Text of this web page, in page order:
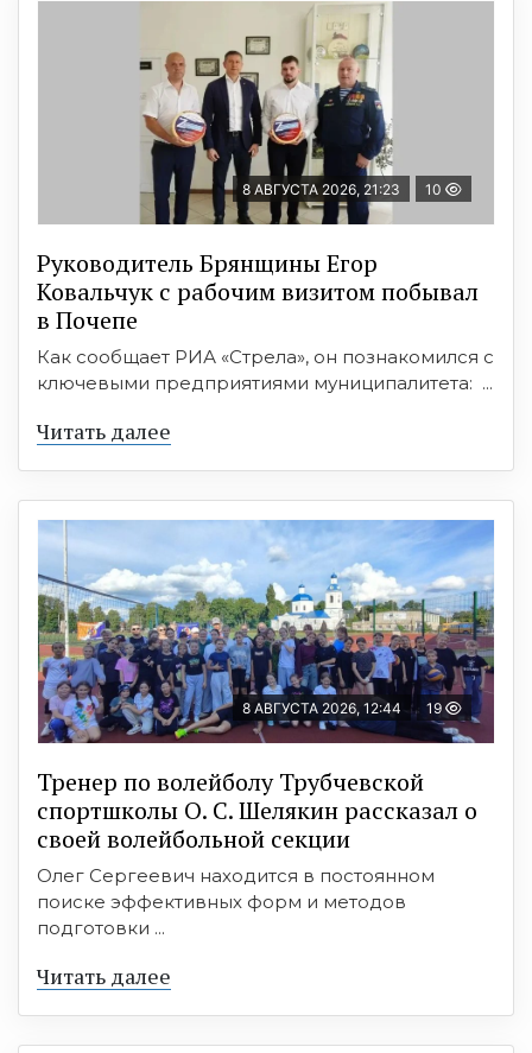
8 АВГУСТА 2026, 21:23 10
Руководитель Брянщины Егор
Ковальчук с рабочим визитом побывал
в Почепе
Как сообщает РИА «Стрела», он познакомился с
ключевыми предприятиями муниципалитета: ...
Читать далее
8 АВГУСТА 2026, 12:44 19
Тренер по волейболу Трубчевской
спортшколы О. С. Шелякин рассказал о
своей волейбольной секции
Олег Сергеевич находится в постоянном
поиске эффективных форм и методов
подготовки ...
Читать далее